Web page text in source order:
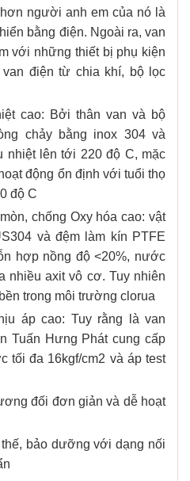
người anh em của nó là
bằng điện. Ngoài ra, van
với những thiết bị phụ kiện
điện từ chia khí, bộ lọc
cao: Bởi thân van và bộ
chảy bằng inox 304 và
nhiệt lên tới 220 độ C, mặc
động ổn định với tuổi thọ
độ C
chống Oxy hóa cao: vật
và đệm làm kín PTFE
hợp nồng độ <20%, nước
nhiều axit vô cơ. Tuy nhiên
trong môi trường clorua
áp cao: Tuy rằng là van
Tuấn Hưng Phát cung cấp
tối đa 16kgf/cm2 và áp test
đối đơn giản và dễ hoạt
bảo dưỡng với dạng nối